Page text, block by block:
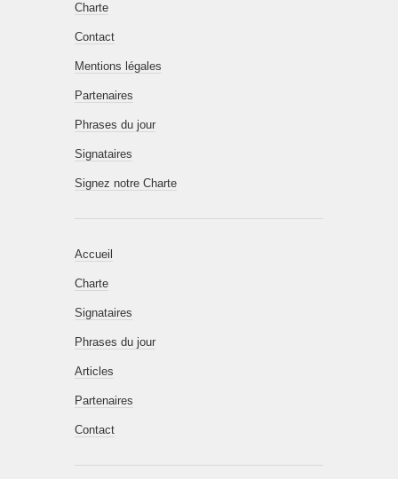
Charte
Contact
Mentions légales
Partenaires
Phrases du jour
Signataires
Signez notre Charte
Accueil
Charte
Signataires
Phrases du jour
Articles
Partenaires
Contact